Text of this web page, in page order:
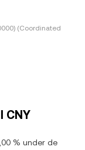
(Coordinated
CNY
% under de